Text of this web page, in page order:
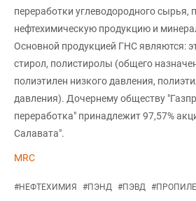
переработки углеводородного сырья,
нефтехимическую продукцию и
Основной продукцией ГНС являются:
стирол, полистиролы (общего
полиэтилен низкого давления,
давления). Дочернему обществу
переработка" принадлежит 97,57%
Салавата".
MRC
#НЕФТЕХИМИЯ #ПЭНД #ПЭВД #